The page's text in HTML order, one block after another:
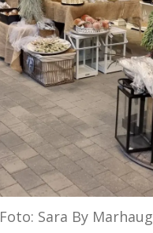
Foto: Sara By Marhaug